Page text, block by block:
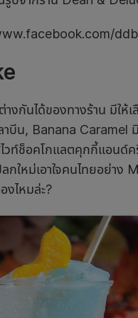
งกันได้ของทางร้าน มีให้
บีน, Banana Caramel
วท์ช็อคโกแลตคุกกี้แอน
ใหม่เอาใจคนไทยอย่าง
งไหมล่ะ?